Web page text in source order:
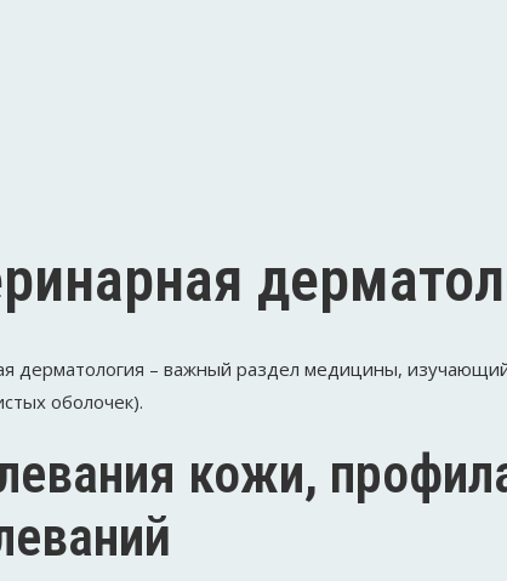
дерматология – важный раздел медицины,
оболочек).
кожи,